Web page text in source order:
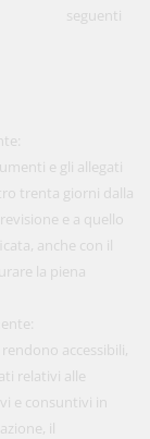
seguenti
e gli allegati
trenta giorni dalla
e a quello
anche con il
la piena
accessibili,
relativi alle
e consuntivi in
il